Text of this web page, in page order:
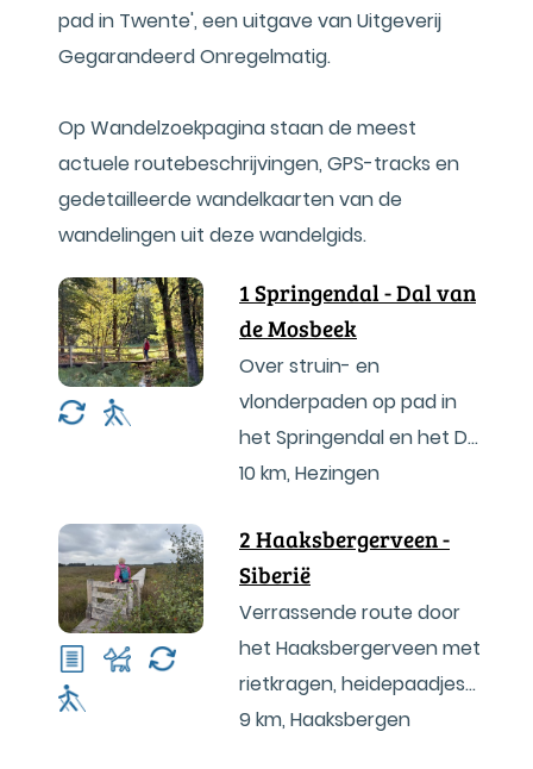
pad in Twente', een uitgave van Uitgeverij
Gegarandeerd Onregelmatig.
Op Wandelzoekpagina staan de meest
actuele routebeschrijvingen, GPS-tracks en
gedetailleerde wandelkaarten van de
wandelingen uit deze wandelgids.
1 Springendal - Dal van
de Mosbeek
Over struin- en
vlonderpaden op pad in
het Springendal en het Dal
van de Mosbeek
10 km, Hezingen
2 Haaksbergerveen -
Siberië
Verrassende route door
het Haaksbergerveen met
rietkragen, heidepaadjes
en vlonders.
9 km, Haaksbergen